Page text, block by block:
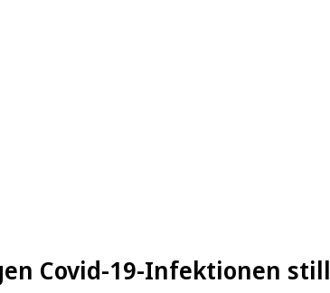
Covid-19-Infektionen still